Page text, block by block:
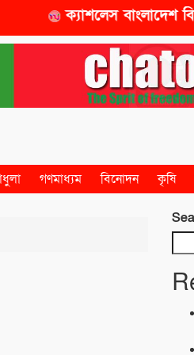
ক্যাশলেস বাংলাদেশ
গণমাধ্যম বিনোদন কৃষি